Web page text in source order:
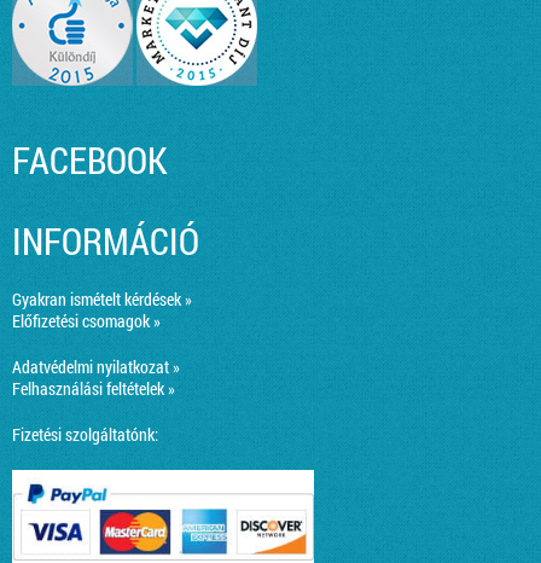
FACEBOOK
INFORMÁCIÓ
Gyakran ismételt kérdések »
Előfizetési csomagok »
Adatvédelmi nyilatkozat »
Felhasználási feltételek »
Fizetési szolgáltatónk: